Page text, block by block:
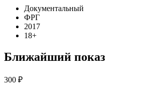
Документальный
ФРГ
2017
18+
Ближайший показ
300 ₽